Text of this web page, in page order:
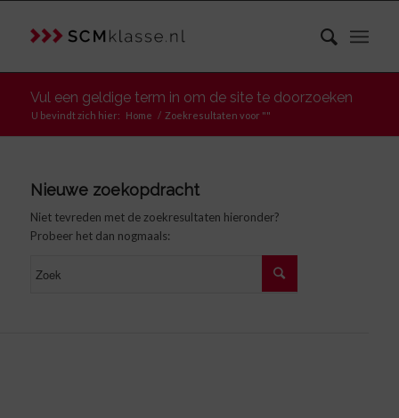
Vul een geldige term in om de site te doorzoeken
U bevindt zich hier: Home / Zoekresultaten voor ""
Nieuwe zoekopdracht
Niet tevreden met de zoekresultaten hieronder?
Probeer het dan nogmaals: